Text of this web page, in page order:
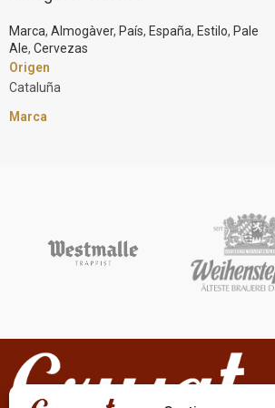
Marca, Almogàver, País, España, Estilo, Pale
Ale, Cervezas
Origen
Cataluña
Marca
Cerveza Pale Ale Clásica con un sólo lúpulo
Cascade. Nacida en Barcelona hace 10 años.